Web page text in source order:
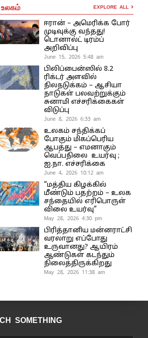
உலகம் EXPLORE ALL
ஈரான் – அமெரிக்க போர்
முடிவுக்கு வந்தது!
டொனால்ட் டிரம்ப்
அறிவிப்பு
June 15, 2026 5:48 am
பிலிப்பைன்ஸில் 8.2
ரிக்டர் அளவில்
நிலநடுக்கம் – ஆசியா
நாடுகள் பலவற்றுக்கும்
சுனாமி எச்சரிக்கைகள்
விடுப்பு
June 8, 2026 6:33 am
உலகம் சந்திக்கப்
போகும் மிகப்பெரிய
ஆபத்து – எமனாகும்
வெப்பநிலை உயர்வு ;
ஐ.நா. எச்சரிக்கை
June 4, 2026 10:12 am
“மத்திய கிழக்கில்
மீண்டும் பதற்றம் – உலக
சந்தையில் எரிபொருள்
விலை உயர்வு”
May 28, 2026 4:30 pm
பிரித்தானிய மன்னராட்சி
வரலாறு எப்போது
உருவானது? ஆயிரம்
ஆண்டுகள் கடந்தும்
நிலைத்திருக்கிறது
May 28, 2026 11:38 am
SOMETHING